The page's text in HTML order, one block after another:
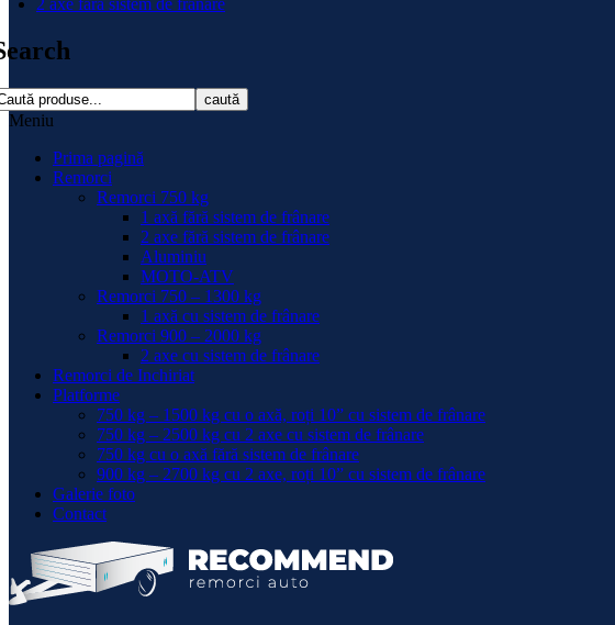
caută
Meniu
Prima pagină
Remorci
Remorci 750 kg
1 axă fără sistem de frânare
2 axe fără sistem de frânare
Aluminiu
MOTO-ATV
Remorci 750 – 1300 kg
1 axă cu sistem de frânare
Remorci 900 – 2000 kg
2 axe cu sistem de frânare
Remorci de Inchiriat
Platforme
750 kg – 1500 kg cu o axă, roți 10” cu sistem de frânare
750 kg – 2500 kg cu 2 axe cu sistem de frânare
750 kg cu o axă fără sistem de frânare
900 kg – 2700 kg cu 2 axe, roți 10” cu sistem de frânare
Galerie foto
Contact